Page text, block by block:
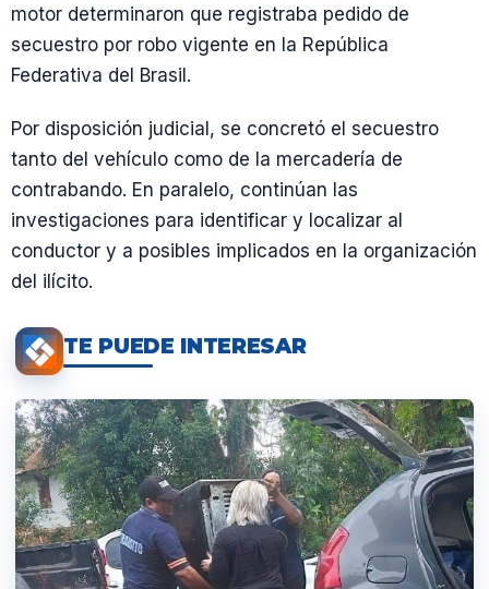
motor determinaron que registraba pedido de
secuestro por robo vigente en la República
Federativa del Brasil.
Por disposición judicial, se concretó el secuestro
tanto del vehículo como de la mercadería de
contrabando. En paralelo, continúan las
investigaciones para identificar y localizar al
conductor y a posibles implicados en la organización
del ilícito.
TE PUEDE INTERESAR